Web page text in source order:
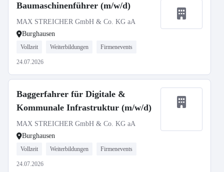
Baumaschinenführer (m/w/d)
MAX STREICHER GmbH & Co. KG aA
Burghausen
Vollzeit Weiterbildungen Firmenevents
24.07.2026
Baggerfahrer für Digitale &
Kommunale Infrastruktur (m/w/d)
MAX STREICHER GmbH & Co. KG aA
Burghausen
Vollzeit Weiterbildungen Firmenevents
24.07.2026